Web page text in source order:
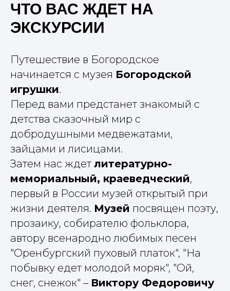
ЧТО ВАС ЖДЕТ НА
ЭКСКУРСИИ
Путешествие в Богородское
начинается с музея Богородской
игрушки.
Перед вами предстанет знакомый с
детства сказочный мир с
добродушными медвежатами,
зайцами и лисицами.
Затем нас ждет литературно-
мемориальный, краеведческий,
первый в России музей открытый при
жизни деятеля. Музей посвящен поэту,
прозаику, собирателю фольклора,
автору всенародно любимых песен
"Оренбургский пуховый платок", "На
побывку едет молодой моряк", "Ой,
снег, снежок" – Виктору Федоровичу